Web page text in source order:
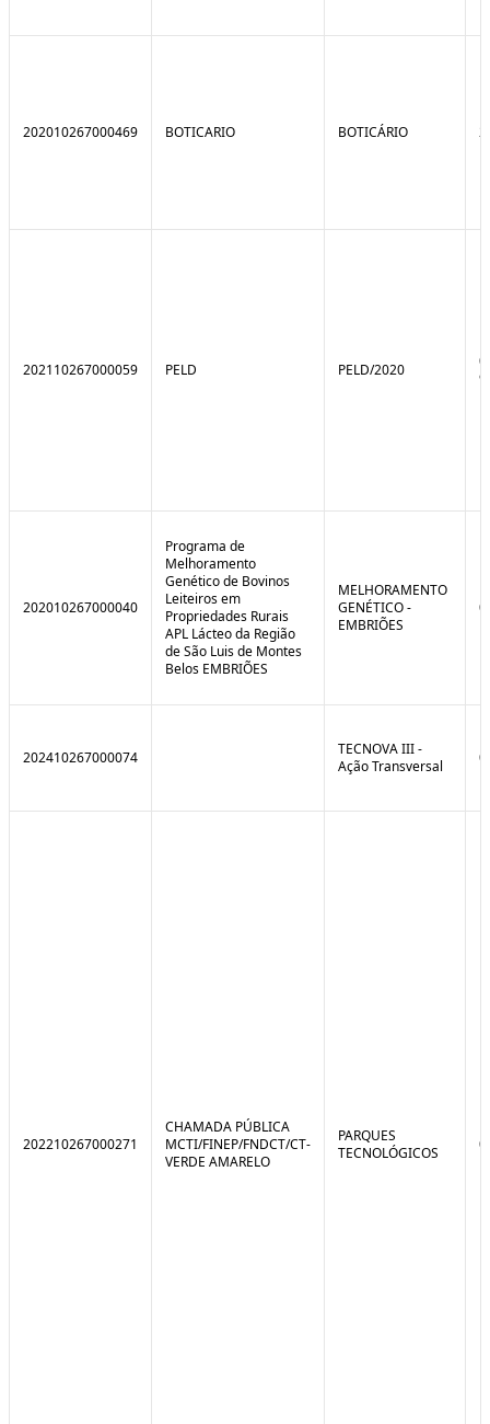
202010267000469 BOTICARIO BOTICÁRIO
202110267000059 PELD PELD/2020
202010267000040
Programa de
Melhoramento
Genético de Bovinos
Leiteiros em
Propriedades Rurais
APL Lácteo da Região
de São Luis de Montes
Belos EMBRIÕES
MELHORAMENTO
GENÉTICO -
EMBRIÕES
202410267000074
TECNOVA III -
Ação Transversal
202210267000271
CHAMADA PÚBLICA
MCTI/FINEP/FNDCT/CT-
VERDE AMARELO
PARQUES
TECNOLÓGICOS